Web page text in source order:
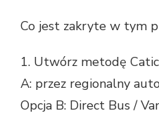
Co jest zakryte w tym
1. Utwórz metodę
A: przez regionalny
Opcja B: Direct Bus /